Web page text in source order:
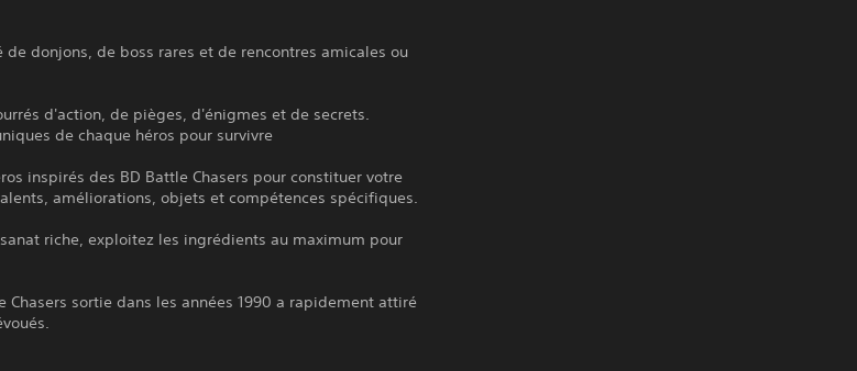
de donjons, de boss rares et de rencontres amicales ou
d'action, de pièges, d'énigmes et de secrets.
de chaque héros pour survivre
inspirés des BD Battle Chasers pour constituer votre
améliorations, objets et compétences spécifiques.
riche, exploitez les ingrédients au maximum pour
Chasers sortie dans les années 1990 a rapidement attiré